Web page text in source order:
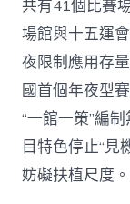
共有41個比賽
場館與十五運
夜限制應用存
國首個年夜型
“一館一策”編
目特色停止“見
妨礙扶植尺度。